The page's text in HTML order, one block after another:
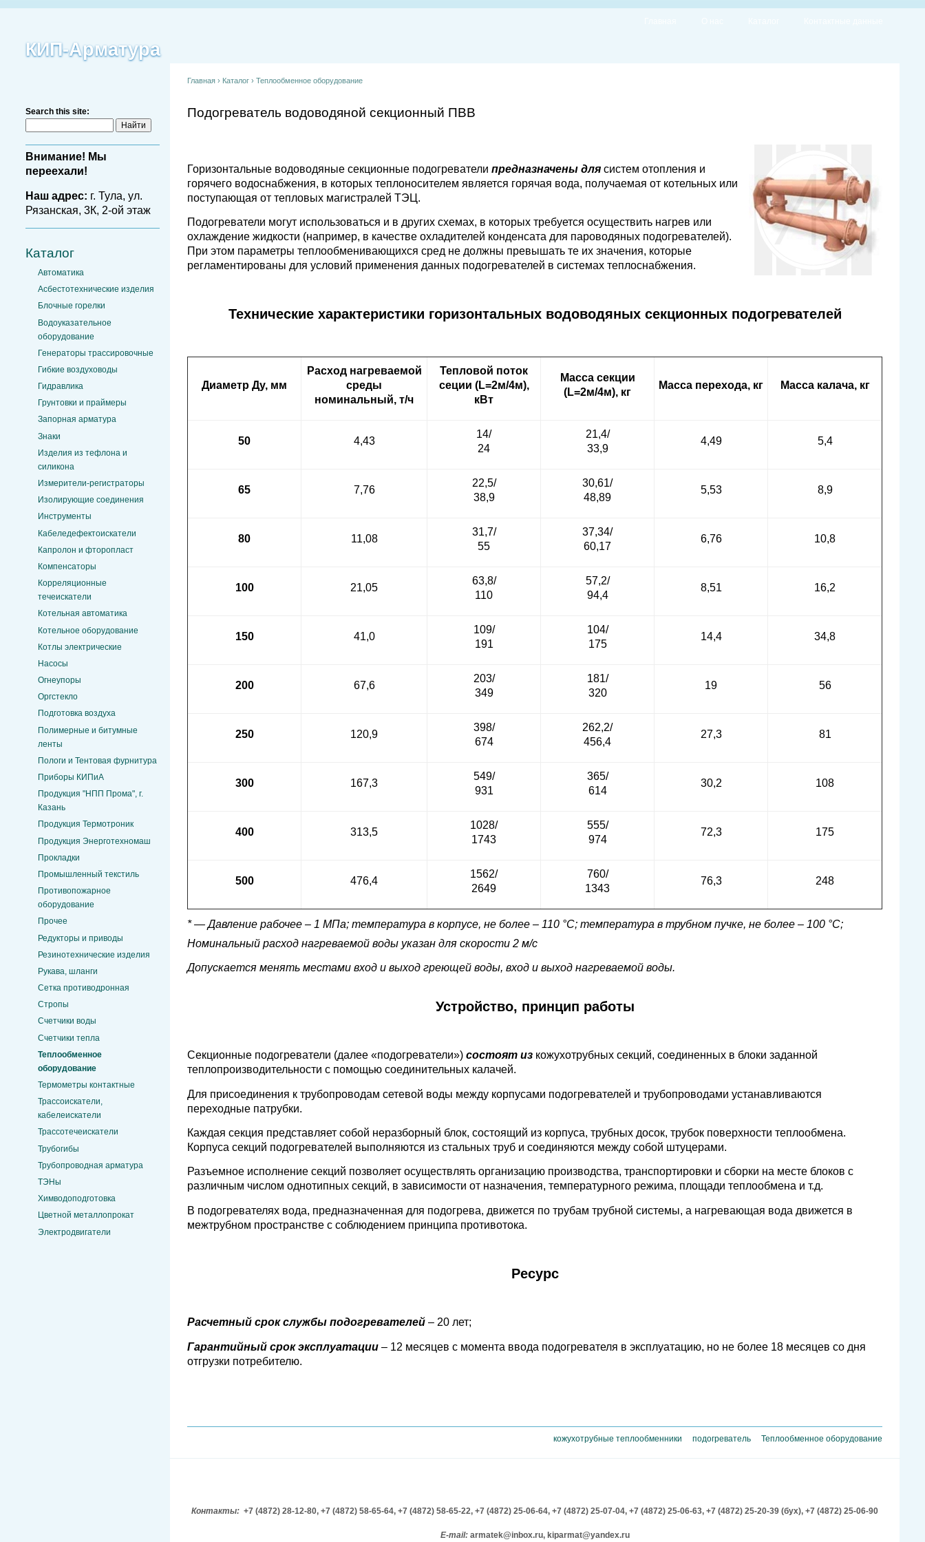
КИП-Арматура
Search this site:
Внимание! Мы
переехали!
Наш адрес: г. Тула, ул.
Рязанская, 3К, 2-ой этаж
Каталог
Автоматика
Асбестотехнические изделия
Блочные горелки
Водоуказательное
оборудование
Генераторы трассировочные
Гибкие воздуховоды
Гидравлика
Грунтовки и праймеры
Запорная арматура
Знаки
Изделия из тефлона и
силикона
Измерители-регистраторы
Изолирующие соединения
Инструменты
Кабеледефектоискатели
Капролон и фторопласт
Компенсаторы
Корреляционные
течеискатели
Котельная автоматика
Котельное оборудование
Котлы электрические
Насосы
Огнеупоры
Оргстекло
Подготовка воздуха
Полимерные и битумные
ленты
Пологи и Тентовая фурнитура
Приборы КИПиА
Продукция "НПП Прома", г.
Казань
Продукция Термотроник
Продукция Энерготехномаш
Прокладки
Промышленный текстиль
Противопожарное
оборудование
Прочее
Редукторы и приводы
Резинотехнические изделия
Рукава, шланги
Сетка противодронная
Стропы
Счетчики воды
Счетчики тепла
Теплообменное
оборудование
Термометры контактные
Трассоискатели,
кабелеискатели
Трассотечеискатели
Трубогибы
Трубопроводная арматура
ТЭНы
Химводоподготовка
Цветной металлопрокат
Электродвигатели
Главная › Каталог › Теплообменное оборудование
Подогреватель водоводяной секционный ПВВ
Горизонтальные водоводяные секционные подогреватели предназначены для систем отопления и
горячего водоснабжения, в которых теплоносителем является горячая вода, получаемая от котельных или
поступающая от тепловых магистралей ТЭЦ.
Подогреватели могут использоваться и в других схемах, в которых требуется осуществить нагрев или
охлаждение жидкости (например, в качестве охладителей конденсата для пароводяных подогревателей).
При этом параметры теплообменивающихся сред не должны превышать те их значения, которые
регламентированы для условий применения данных подогревателей в системах теплоснабжения.
Технические характеристики горизонтальных водоводяных секционных подогревателей
Диаметр Ду, мм
Расход нагреваемой
среды
номинальный, т/ч
Тепловой поток
сеции (L=2м/4м),
кВт
Масса секции
(L=2м/4м), кг
Масса перехода, кг Масса калача, кг
50 4,43
14/
24
21,4/
33,9
4,49 5,4
65 7,76
22,5/
38,9
30,61/
48,89
5,53 8,9
80 11,08
31,7/
55
37,34/
60,17
6,76 10,8
100 21,05
63,8/
110
57,2/
94,4
8,51 16,2
150 41,0
109/
191
104/
175
14,4 34,8
200 67,6
203/
349
181/
320
19 56
250 120,9
398/
674
262,2/
456,4
27,3 81
300 167,3
549/
931
365/
614
30,2 108
400 313,5
1028/
1743
555/
974
72,3 175
500 476,4
1562/
2649
760/
1343
76,3 248
* — Давление рабочее – 1 МПа; температура в корпусе, не более – 110 °C; температура в трубном пучке, не более – 100 °C;
Номинальный расход нагреваемой воды указан для скорости 2 м/с
Допускается менять местами вход и выход греющей воды, вход и выход нагреваемой воды.
Устройство, принцип работы
Секционные подогреватели (далее «подогреватели») состоят из кожухотрубных секций, соединенных в блоки заданной
теплопроизводительности с помощью соединительных калачей.
Для присоединения к трубопроводам сетевой воды между корпусами подогревателей и трубопроводами устанавливаются
переходные патрубки.
Каждая секция представляет собой неразборный блок, состоящий из корпуса, трубных досок, трубок поверхности теплообмена.
Корпуса секций подогревателей выполняются из стальных труб и соединяются между собой штуцерами.
Разъемное исполнение секций позволяет осуществлять организацию производства, транспортировки и сборки на месте блоков с
различным числом однотипных секций, в зависимости от назначения, температурного режима, площади теплообмена и т.д.
В подогревателях вода, предназначенная для подогрева, движется по трубам трубной системы, а нагревающая вода движется в
межтрубном пространстве с соблюдением принципа противотока.
Ресурс
Расчетный срок службы подогревателей – 20 лет;
Гарантийный срок эксплуатации – 12 месяцев с момента ввода подогревателя в эксплуатацию, но не более 18 месяцев со дня
отгрузки потребителю.
кожухотрубные теплообменники подогреватель Теплообменное оборудование
Контакты: +7 (4872) 28-12-80, +7 (4872) 58-65-64, +7 (4872) 58-65-22, +7 (4872) 25-06-64, +7 (4872) 25-07-04, +7 (4872) 25-06-63, +7 (4872) 25-20-39 (бух), +7 (4872) 25-06-90
E-mail: armatek@inbox.ru, kiparmat@yandex.ru